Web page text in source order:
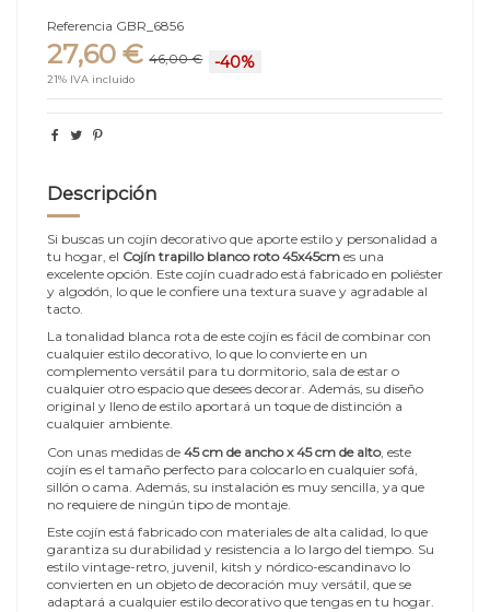
Referencia GBR_6856
27,60 € 46,00 € -40%
21% IVA incluido
Descripción
Si buscas un cojín decorativo que aporte estilo y personalidad a
tu hogar, el Cojín trapillo blanco roto 45x45cm es una
excelente opción. Este cojín cuadrado está fabricado en poliéster
y algodón, lo que le confiere una textura suave y agradable al
tacto.
La tonalidad blanca rota de este cojín es fácil de combinar con
cualquier estilo decorativo, lo que lo convierte en un
complemento versátil para tu dormitorio, sala de estar o
cualquier otro espacio que desees decorar. Además, su diseño
original y lleno de estilo aportará un toque de distinción a
cualquier ambiente.
Con unas medidas de 45 cm de ancho x 45 cm de alto, este
cojín es el tamaño perfecto para colocarlo en cualquier sofá,
sillón o cama. Además, su instalación es muy sencilla, ya que
no requiere de ningún tipo de montaje.
Este cojín está fabricado con materiales de alta calidad, lo que
garantiza su durabilidad y resistencia a lo largo del tiempo. Su
estilo vintage-retro, juvenil, kitsh y nórdico-escandinavo lo
convierten en un objeto de decoración muy versátil, que se
adaptará a cualquier estilo decorativo que tengas en tu hogar.